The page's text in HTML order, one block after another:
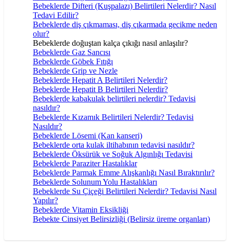
Bebeklerde Difteri (Kuşpalazı) Belirtileri Nelerdir? Nasıl
Tedavi Edilir?
Bebeklerde diş çıkmaması, diş çıkarmada gecikme neden
olur?
Bebeklerde doğuştan kalça çıkığı nasıl anlaşılır?
Bebeklerde Gaz Sancısı
Bebeklerde Göbek Fıtığı
Bebeklerde Grip ve Nezle
Bebeklerde Hepatit A Belirtileri Nelerdir?
Bebeklerde Hepatit B Belirtileri Nelerdir?
Bebeklerde kabakulak belirtileri nelerdir? Tedavisi
nasıldır?
Bebeklerde Kızamık Belirtileri Nelerdir? Tedavisi
Nasıldır?
Bebeklerde Lösemi (Kan kanseri)
Bebeklerde orta kulak iltihabının tedavisi nasıldır?
Bebeklerde Öksürük ve Soğuk Algınlığı Tedavisi
Bebeklerde Paraziter Hastalıklar
Bebeklerde Parmak Emme Alışkanlığı Nasıl Bıraktırılır?
Bebeklerde Solunum Yolu Hastalıkları
Bebeklerde Su Çiçeği Belirtileri Nelerdir? Tedavisi Nasıl
Yapılır?
Bebeklerde Vitamin Eksikliği
Bebekte Cinsiyet Belirsizliği (Belirsiz üreme organları)